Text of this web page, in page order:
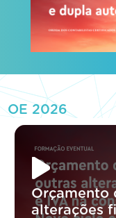
OE 2026
Orçamento
alterações